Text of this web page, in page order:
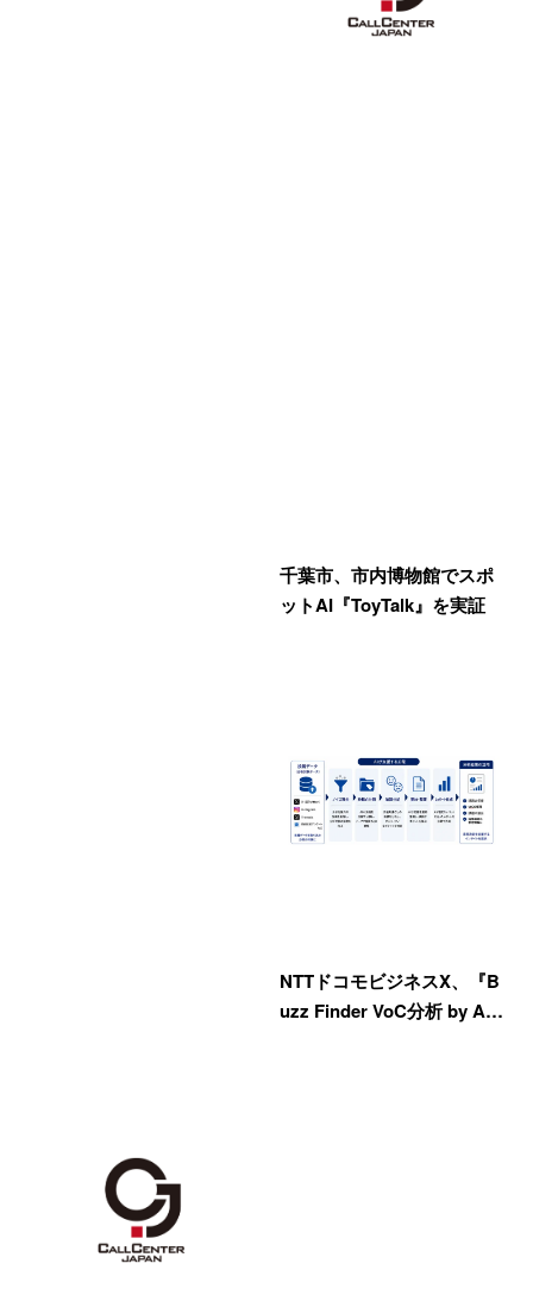
千葉市、市内博物館でスポ
ットAI『ToyTalk』を実証
NTTドコモビジネスX、『B
uzz Finder VoC分析 by A…